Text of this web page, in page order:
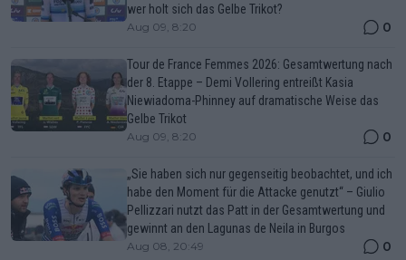
wer holt sich das Gelbe Trikot?
Aug 09, 8:20 0
Tour de France Femmes 2026: Gesamtwertung nach
der 8. Etappe – Demi Vollering entreißt Kasia
Niewiadoma-Phinney auf dramatische Weise das
Gelbe Trikot
Aug 09, 8:20 0
„Sie haben sich nur gegenseitig beobachtet, und ich
habe den Moment für die Attacke genutzt“ – Giulio
Pellizzari nutzt das Patt in der Gesamtwertung und
gewinnt an den Lagunas de Neila in Burgos
Aug 08, 20:49 0